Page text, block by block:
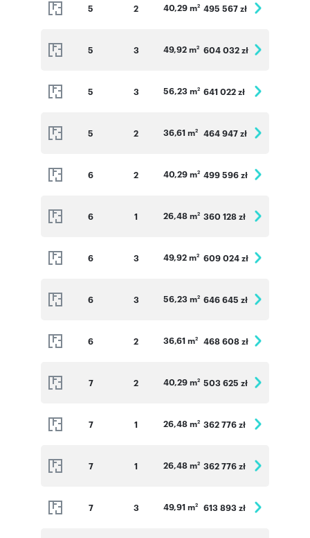
5 2 40,29 m2 495 567 zł
5 3 49,92 m2 604 032 zł
5 3 56,23 m2 641 022 zł
5 2 36,61 m2 464 947 zł
6 2 40,29 m2 499 596 zł
6 1 26,48 m2 360 128 zł
6 3 49,92 m2 609 024 zł
6 3 56,23 m2 646 645 zł
6 2 36,61 m2 468 608 zł
7 2 40,29 m2 503 625 zł
7 1 26,48 m2 362 776 zł
7 1 26,48 m2 362 776 zł
7 3 49,91 m2 613 893 zł